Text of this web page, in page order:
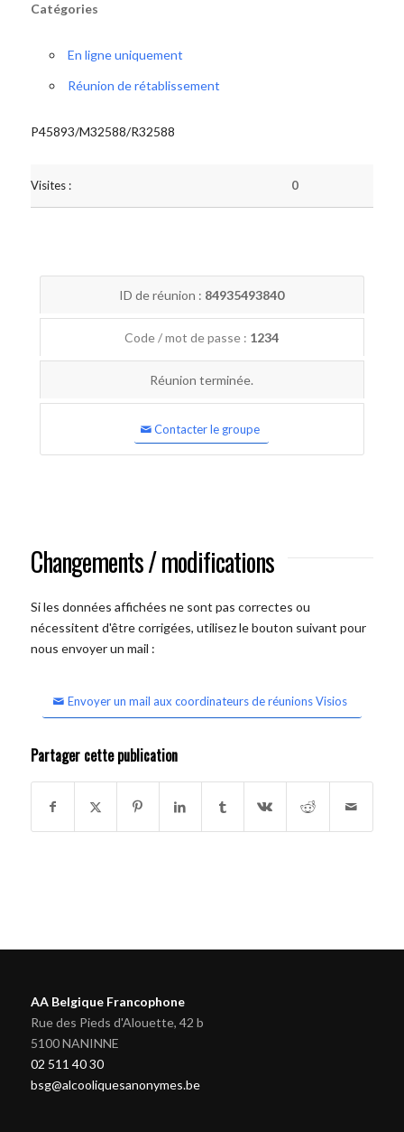
Catégories
En ligne uniquement
Réunion de rétablissement
P45893/M32588/R32588
Visites : 0
ID de réunion : 84935493840
Code / mot de passe : 1234
Réunion terminée.
Contacter le groupe
Changements / modifications
Si les données affichées ne sont pas correctes ou
nécessitent d'être corrigées, utilisez le bouton suivant pour
nous envoyer un mail :
Envoyer un mail aux coordinateurs de réunions Visios
Partager cette publication
AA Belgique Francophone
Rue des Pieds d'Alouette, 42 b
5100 NANINNE
02 511 40 30
bsg@alcooliquesanonymes.be